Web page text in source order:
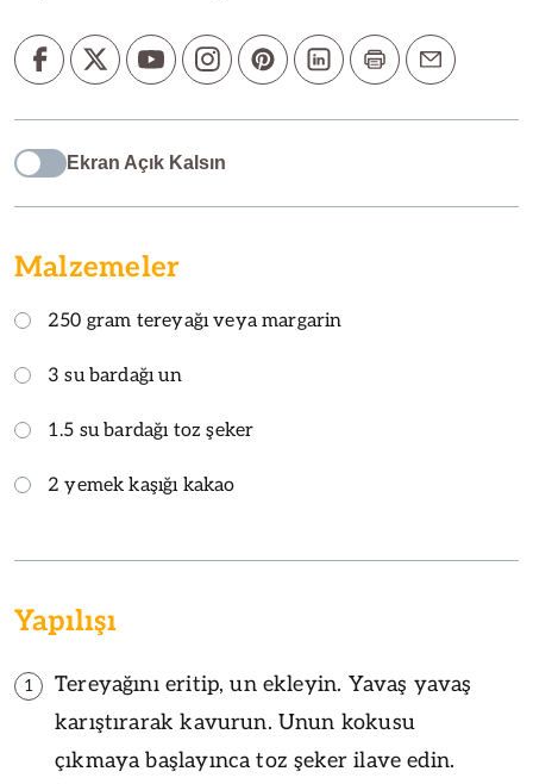
Ekran Açık Kalsın
Malzemeler
250 gram tereyağı veya margarin
3 su bardağı un
1.5 su bardağı toz şeker
2 yemek kaşığı kakao
Yapılışı
1
Tereyağını eritip, un ekleyin. Yavaş yavaş
karıştırarak kavurun. Unun kokusu
çıkmaya başlayınca toz şeker ilave edin.